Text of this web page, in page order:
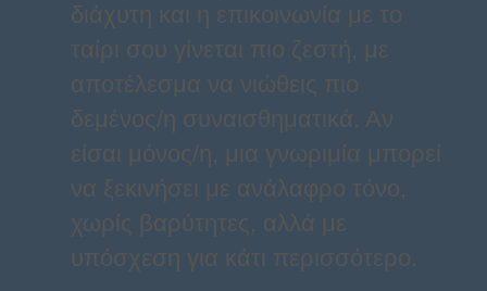
διάχυτη και η επικοινωνία με το
ταίρι σου γίνεται πιο ζεστή, με
αποτέλεσμα να νιώθεις πιο
δεμένος/η συναισθηματικά. Αν
είσαι μόνος/η, μια γνωριμία μπορεί
να ξεκινήσει με ανάλαφρο τόνο,
χωρίς βαρύτητες, αλλά με
υπόσχεση για κάτι περισσότερο.